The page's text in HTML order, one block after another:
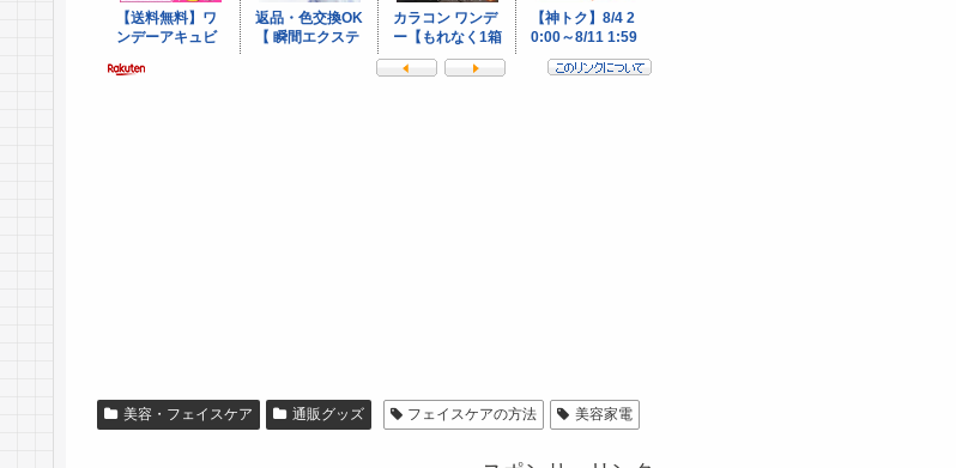
美容・フェイスケア 通販グッズ フェイスケアの方法 美容家電